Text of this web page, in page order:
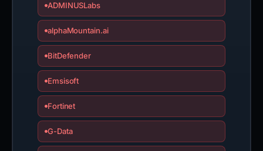
ADMINUSLabs
alphaMountain.ai
BitDefender
Emsisoft
Fortinet
G-Data